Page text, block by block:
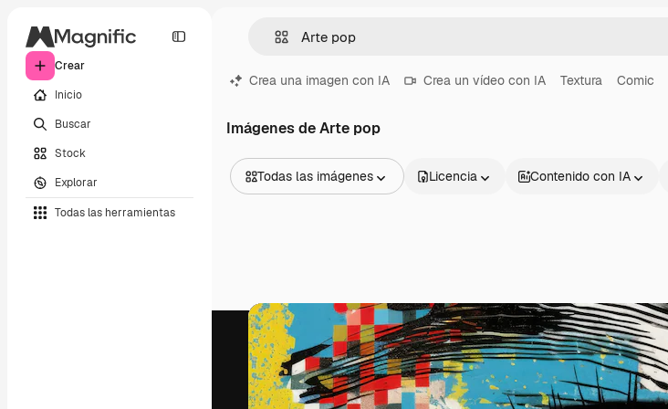
Crear
Inicio
Buscar
Stock
Explorar
Todas las herramientas
Crea una imagen con IA Crea un vídeo con IA Textura Comic
Imágenes de Arte pop
Todas las imágenes
Vídeos
Clips de vídeo
Motion graphics
Plantillas de vídeos
Iconos
Modelos 3D
Fuentes
Licencia Contenido con IA
Productos